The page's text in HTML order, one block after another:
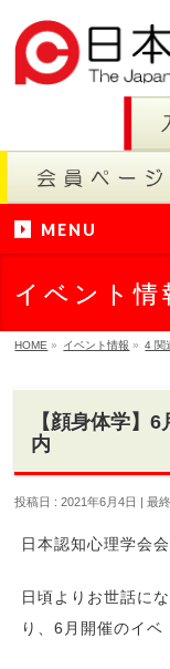
MENU
イベント情
HOME » イベント情報 » 4 関
【顔身体学】
内
投稿日 : 2021年6月4日 最
日本認知心理学会
日頃よりお世話に
り、6月開催のイベ